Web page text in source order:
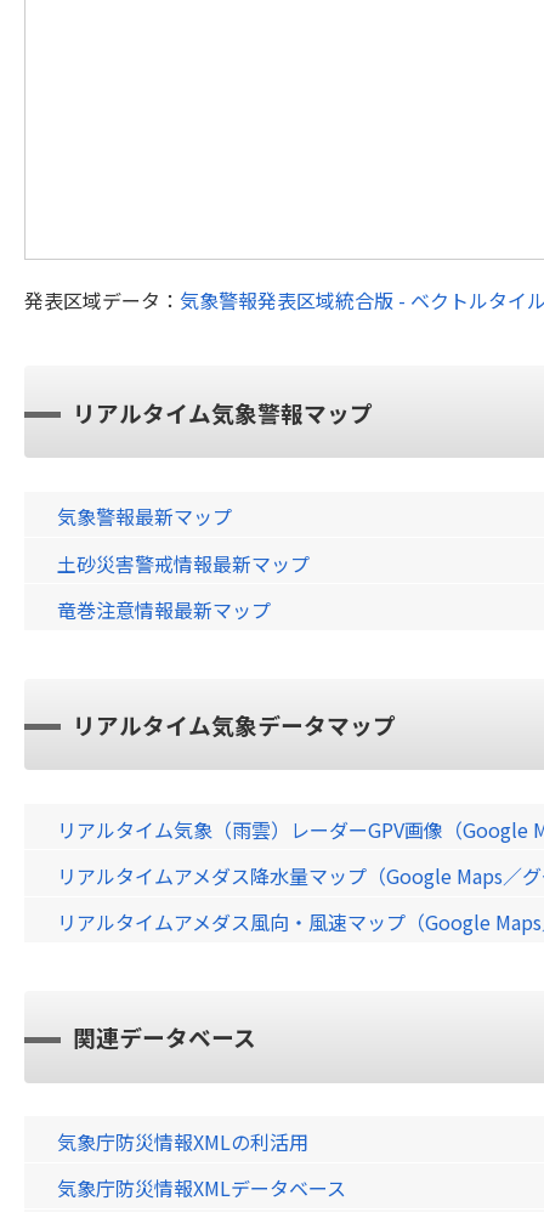
発表区域データ： 気象警報発表区域統合版 - ベクトルタイ
リアルタイム気象警報マップ
気象警報最新マップ
土砂災害警戒情報最新マップ
竜巻注意情報最新マップ
リアルタイム気象データマップ
リアルタイム気象（雨雲）レーダーGPV画像（Google
リアルタイムアメダス降水量マップ（Google Maps／
リアルタイムアメダス風向・風速マップ（Google
関連データベース
気象庁防災情報XMLの利活用
気象庁防災情報XMLデータベース